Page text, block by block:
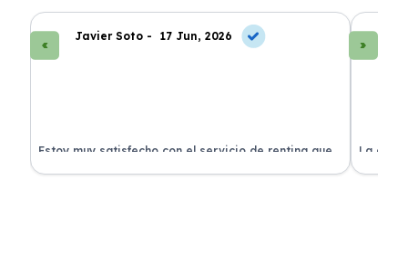
Javier Soto - 17 Jun, 2026
Estoy muy satisfecho con el servicio de renting que
he contratado. ¡Todo incluido y sin complicaciones!
La
en